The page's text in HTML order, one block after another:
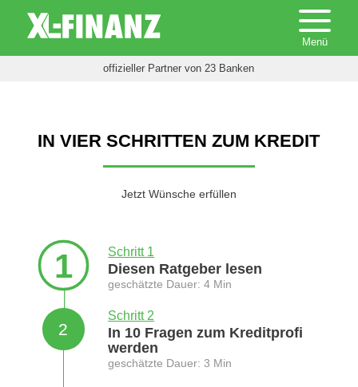
offizieller Partner von 23 Banken
IN VIER SCHRITTEN ZUM KREDIT
Jetzt Wünsche erfüllen
1 Schritt 1
Diesen Ratgeber lesen
geschätzte Dauer: 4 Min
2
Schritt 2
In 10 Fragen zum Kreditprofi
werden
geschätzte Dauer: 3 Min